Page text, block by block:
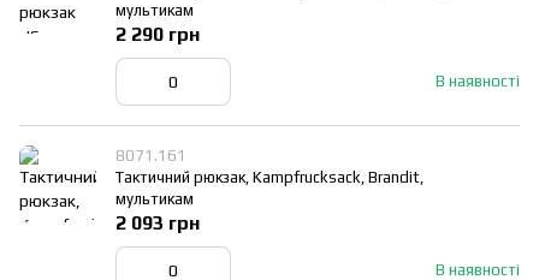
мультикам
В наявності
2 290 грн
8071.161
Тактичний рюкзак, Kampfrucksack, Brandit,
мультикам
В наявності
2 093 грн